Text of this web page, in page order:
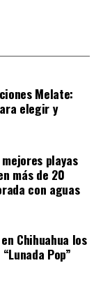
Melate:
elegir y
playas
más de 20
con aguas
Chihuahua los
Pop”